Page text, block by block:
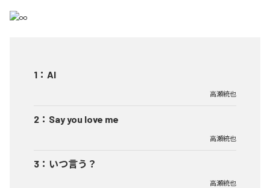
1 ： AI
高瀬統也
2 ： Say you love me
高瀬統也
3 ： いつ言う？
高瀬統也